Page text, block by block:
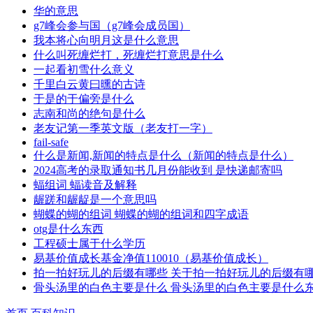
华的意思
g7峰会参与国（g7峰会成员国）
我本将心向明月这是什么意思
什么叫死缠烂打，死缠烂打意思是什么
一起看初雪什么意义
千里白云黄曰曛的古诗
于是的于偏旁是什么
志南和尚的绝句是什么
老友记第一季英文版（老友打一字）
fail-safe
什么是新闻,新闻的特点是什么（新闻的特点是什么）
2024高考的录取通知书几月份能收到 是快递邮寄吗
蝠组词 蝠读音及解释
龌蹉和龌龊是一个意思吗
蝴蝶的蝴的组词 蝴蝶的蝴的组词和四字成语
otg是什么东西
工程硕士属于什么学历
易基价值成长基金净值110010（易基价值成长）
拍一拍好玩儿的后缀有哪些 关于拍一拍好玩儿的后缀有
骨头汤里的白色主要是什么 骨头汤里的白色主要是什么